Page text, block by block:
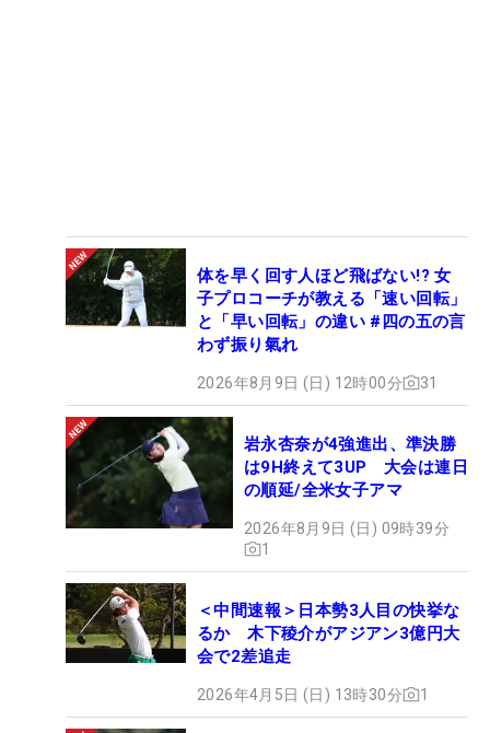
体を早く回す人ほど飛ばない!? 女
子プロコーチが教える「速い回転」
と「早い回転」の違い #四の五の言
わず振り氣れ
2026年8月9日 (日) 12時00分 31
岩永杏奈が4強進出、準決勝
は9H終えて3UP 大会は連日
の順延/全米女子アマ
2026年8月9日 (日) 09時39分
1
＜中間速報＞日本勢3人目の快挙な
るか 木下稜介がアジアン3億円大
会で2差追走
2026年4月5日 (日) 13時30分 1